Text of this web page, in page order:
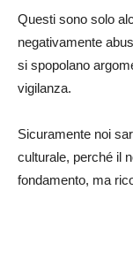
Questi sono solo
negativamente
si spopolano
vigilanza.
Sicuramente noi
culturale, perché il
fondamento, ma